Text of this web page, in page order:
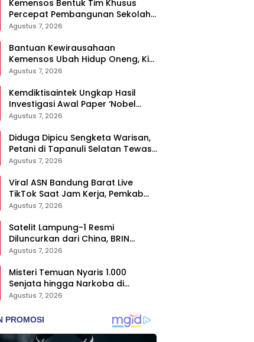
Kemensos Bentuk Tim Khusus
Percepat Pembangunan Sekolah
Rakyat Permanen
Agustus 7, 2026
Bantuan Kewirausahaan
Kemensos Ubah Hidup Oneng, Kini
Tak Lagi Mengemis
Agustus 7, 2026
Kemdiktisaintek Ungkap Hasil
Investigasi Awal Paper ‘Nobel
MBG’, Nama Penulis Diduga
Agustus 7, 2026
Diduga Dipicu Sengketa Warisan,
Petani di Tapanuli Selatan Tewas
Ditikam Adik Kandung
Agustus 7, 2026
Viral ASN Bandung Barat Live
TikTok Saat Jam Kerja, Pemkab
Siapkan Klarifikasi
Agustus 7, 2026
Satelit Lampung-1 Resmi
Diluncurkan dari China, BRIN
Pastikan Keamanan Data
Agustus 7, 2026
Misteri Temuan Nyaris 1.000
Senjata hingga Narkoba di
Sekolah Jaksel, Polisi Masih Selidiki
Agustus 7, 2026